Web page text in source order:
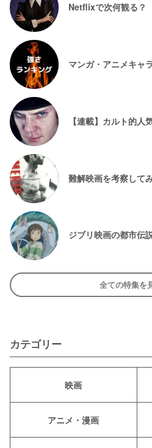
Netflixで次何観る？
マンガ・アニメキャ
【連載】カルト的人
難解映画を考察して
ジブリ映画の都市伝
全ての特集を
カテゴリー
映画
アニメ・漫画